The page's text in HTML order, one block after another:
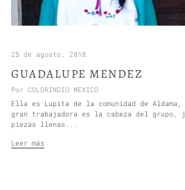
25 de agosto, 2018
GUADALUPE MENDEZ
Por COLORINDIO MEXICO
Ella es Lupita de la comunidad de Aldama,
gran trabajadora es la cabeza del grupo,
piezas llenas...
Leer más